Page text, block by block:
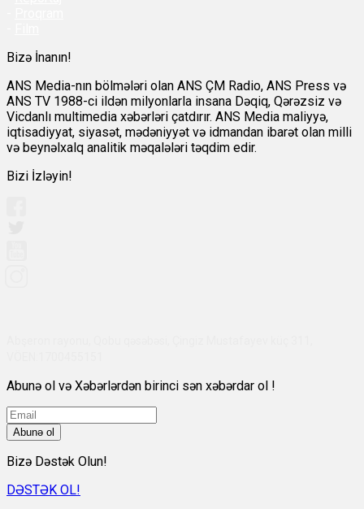
Bizə İnanın!
ANS Media-nın bölmələri olan ANS ÇM Radio, ANS Press və
ANS TV 1988-ci ildən milyonlarla insana Dəqiq, Qərəzsiz və
Vicdanlı multimedia xəbərləri çatdırır. ANS Media maliyyə,
iqtisadiyyat, siyasət, mədəniyyət və idmandan ibarət olan milli
və beynəlxalq analitik məqalələri təqdim edir.
Bizi İzləyin!
Abunə ol və Xəbərlərdən birinci sən xəbərdar ol !
Abunə ol
Bizə Dəstək Olun!
DƏSTƏK OL!